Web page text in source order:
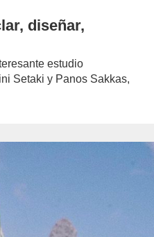
diseñar,
estudio
Setaki y Panos Sakkas,